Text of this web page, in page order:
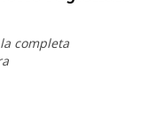
completa